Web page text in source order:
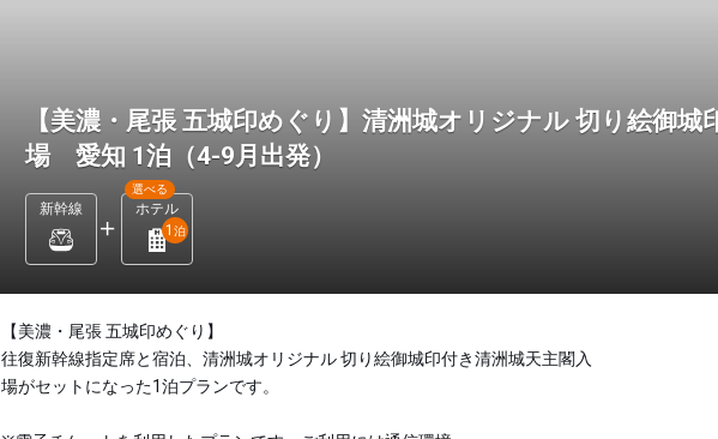
【美濃・尾張 五城印めぐり】清洲城オリジナル 切り絵御城
場 愛知 1泊（4-9月出発）
新幹線 ホテル
選べる
1 泊
【美濃・尾張 五城印めぐり】
往復新幹線指定席と宿泊、清洲城オリジナル 切り絵御城印付き清洲城天主閣入
場がセットになった1泊プランです。